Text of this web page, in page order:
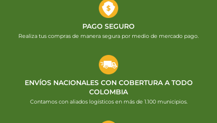
PAGO SEGURO
Realiza tus compras de manera segura por medio de mercado pago.
ENVÍOS NACIONALES CON COBERTURA A TODO
COLOMBIA
Contamos con aliados logísticos en más de 1.100 municipios.